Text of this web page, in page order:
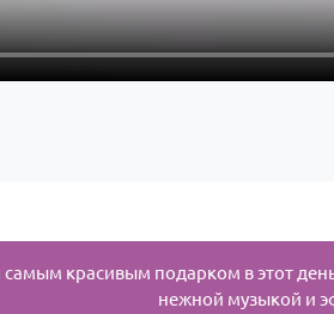
красивым подарком в этот
нежной музыкой и